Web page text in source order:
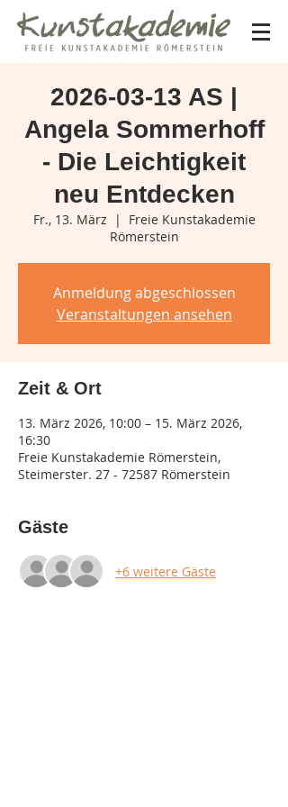
2026-03-13 AS |
Angela Sommerhoff
- Die Leichtigkeit
neu Entdecken
Fr., 13. März
  |
Freie Kunstakademie
Römerstein
Anmeldung abgeschlossen
Veranstaltungen ansehen
Zeit & Ort
13. März 2026, 10:00 – 15. März 2026,
16:30
Freie Kunstakademie Römerstein,
Steimerster. 27 - 72587 Römerstein
Gäste
+6 weitere Gäste